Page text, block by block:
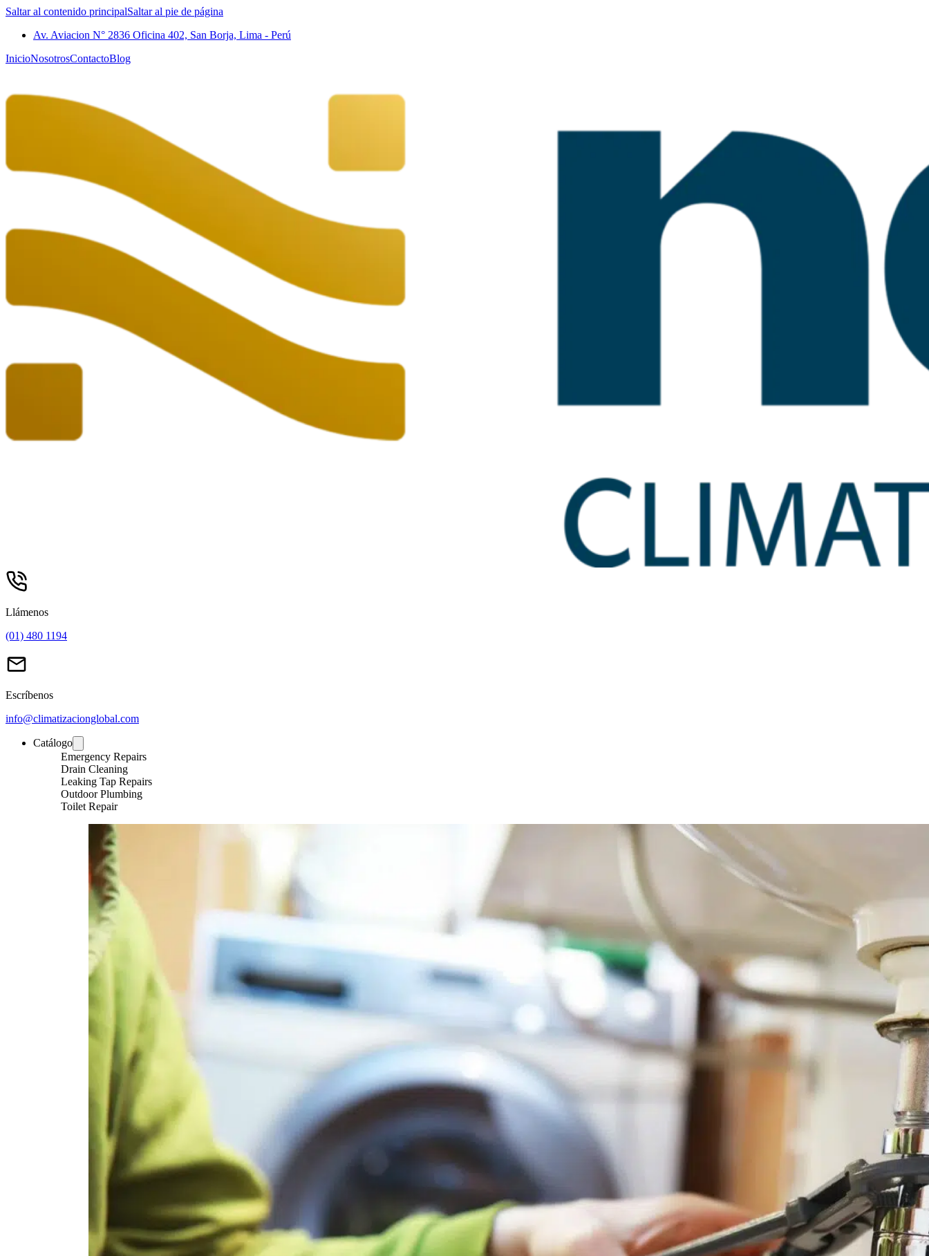
Saltar al contenido principalSaltar al pie de página
Av. Aviacion N° 2836 Oficina 402, San Borja, Lima - Perú
InicioNosotrosContactoBlog
Llámenos
(01) 480 1194
Escríbenos
info@climatizacionglobal.com
Catálogo
Emergency Repairs
Drain Cleaning
Leaking Tap Repairs
Outdoor Plumbing
Toilet Repair